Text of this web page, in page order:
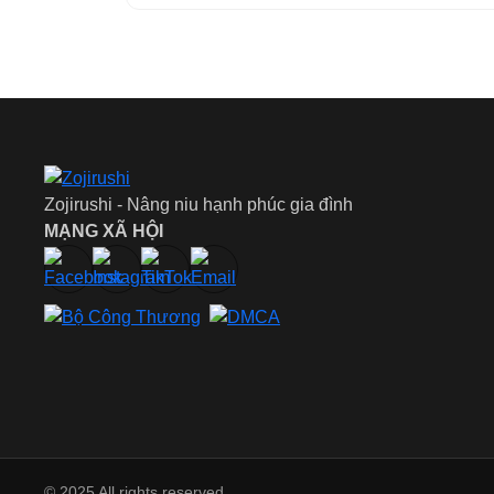
Zojirushi - Nâng niu hạnh phúc gia đình
MẠNG XÃ HỘI